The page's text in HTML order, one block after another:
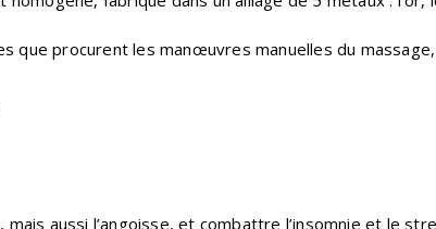
que procurent les manœuvres manuelles du
aussi l’angoisse, et combattre l’insomnie et le